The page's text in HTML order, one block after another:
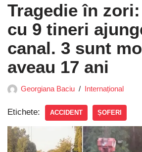
Tragedie în
cu 9 tineri
canal. 3 sunt
aveau 17 ani
Georgiana Baciu Internațional
Etichete: ACCIDENT ȘOFERI